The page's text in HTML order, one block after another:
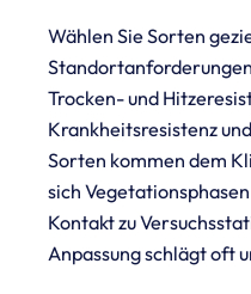
Wählen Sie Sorten
Trocken- und
Krankheitsresistenz
Sorten kommen dem
sich
Kontakt zu
Anpassung schlägt oft